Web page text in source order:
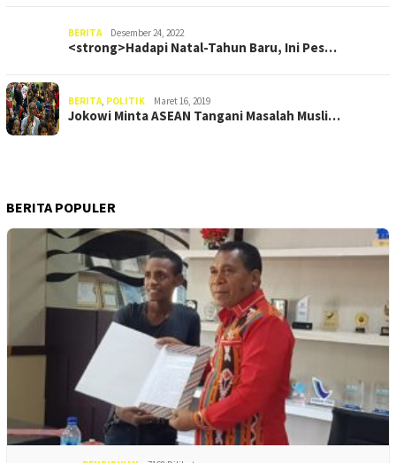
BERITA Desember 24, 2022
<strong>Hadapi Natal-Tahun Baru, Ini Pes…
BERITA POLITIK Maret 16, 2019
Jokowi Minta ASEAN Tangani Masalah Musli…
BERITA POPULER